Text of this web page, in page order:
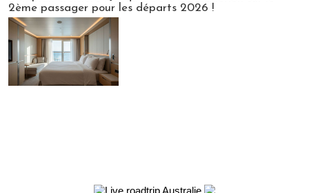
2ème passager pour les départs 2026 !